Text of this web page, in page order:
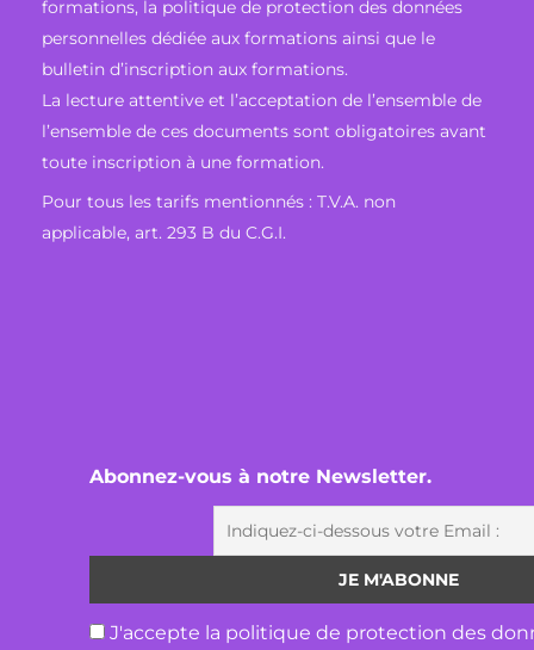
formations, la politique de protection des données
personnelles dédiée aux formations ainsi que le
bulletin d’inscription aux formations.
La lecture attentive et l’acceptation de l’ensemble de
l’ensemble de ces documents sont obligatoires avant
toute inscription à une formation.
Pour tous les tarifs mentionnés : T.V.A. non
applicable, art. 293 B du C.G.I.
Abonnez-vous à notre Newsletter.
J'accepte la politique de protection des